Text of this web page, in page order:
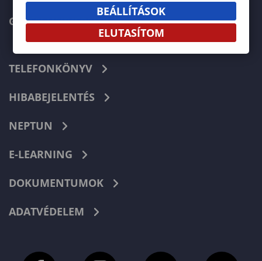
GREEN UNIVERSITY
TELEFONKÖNYV
HIBABEJELENTÉS
NEPTUN
E-LEARNING
DOKUMENTUMOK
ADATVÉDELEM
BEÁLLÍTÁSOK
ELUTASÍTOM